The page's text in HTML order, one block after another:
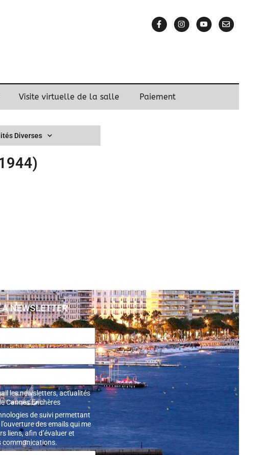
Visite virtuelle de la salle Paiement
Diverses
NEWSLETTER
les newsletters, actualités
Cannes Enchères
de suivi permettant
des emails qui me
liens, afin d’évaluer et
communications.